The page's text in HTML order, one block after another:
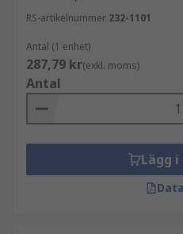
RS-artikelnummer 232-1101
Antal (1 enhet)
287,79 kr(exkl. moms)
Antal
Lägg i